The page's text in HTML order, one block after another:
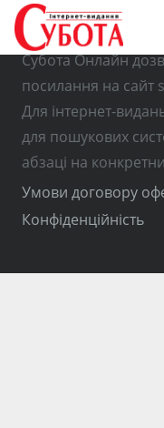
© Використання
Субота Онлайн
посилання на сайт
Для інтернет-
для пошукових
абзаці на
Умови договору
Конфіденційність